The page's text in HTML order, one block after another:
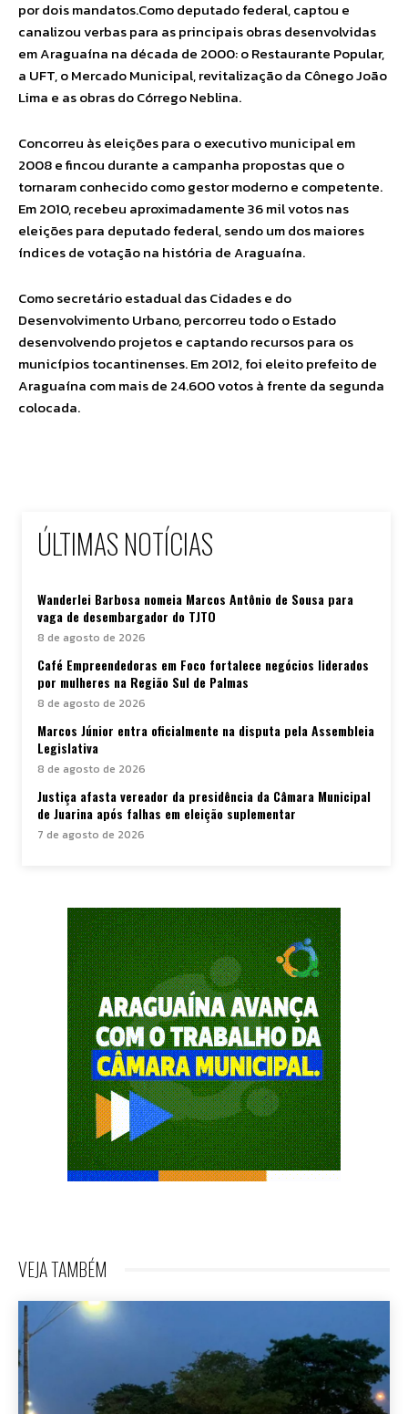
por dois mandatos.Como deputado federal, captou e
canalizou verbas para as principais obras desenvolvidas
em Araguaína na década de 2000: o Restaurante Popular,
a UFT, o Mercado Municipal, revitalização da Cônego João
Lima e as obras do Córrego Neblina.
Concorreu às eleições para o executivo municipal em
2008 e fincou durante a campanha propostas que o
tornaram conhecido como gestor moderno e competente.
Em 2010, recebeu aproximadamente 36 mil votos nas
eleições para deputado federal, sendo um dos maiores
índices de votação na história de Araguaína.
Como secretário estadual das Cidades e do
Desenvolvimento Urbano, percorreu todo o Estado
desenvolvendo projetos e captando recursos para os
municípios tocantinenses. Em 2012, foi eleito prefeito de
Araguaína com mais de 24.600 votos à frente da segunda
colocada.
ÚLTIMAS NOTÍCIAS
Wanderlei Barbosa nomeia Marcos Antônio de Sousa para
vaga de desembargador do TJTO
8 de agosto de 2026
Café Empreendedoras em Foco fortalece negócios liderados
por mulheres na Região Sul de Palmas
8 de agosto de 2026
Marcos Júnior entra oficialmente na disputa pela Assembleia
Legislativa
8 de agosto de 2026
Justiça afasta vereador da presidência da Câmara Municipal
de Juarina após falhas em eleição suplementar
7 de agosto de 2026
VEJA TAMBÉM